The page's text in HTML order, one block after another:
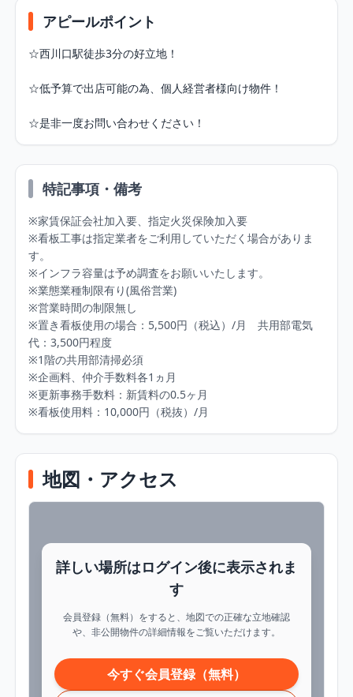
アピールポイント
☆西川口駅徒歩3分の好立地！
☆低予算で出店可能の為、個人経営者様向け物件！
☆是非一度お問い合わせください！
特記事項・備考
※家賃保証会社加入要、指定火災保険加入要
※看板工事は指定業者をご利用していただく場合がありま
す。
※インフラ容量は予め調査をお願いいたします。
※業態業種制限有り(風俗営業)
※営業時間の制限無し
※置き看板使用の場合：5,500円（税込）/月　共用部電気
代：3,500円程度
※1階の共用部清掃必須
※企画料、仲介手数料各1ヵ月
※更新事務手数料：新賃料の0.5ヶ月
※看板使用料：10,000円（税抜）/月
地図・アクセス
詳しい場所はログイン後に表示されま
す
会員登録（無料）をすると、地図での正確な立地確認
や、非公開物件の詳細情報をご覧いただけます。
今すぐ会員登録（無料）